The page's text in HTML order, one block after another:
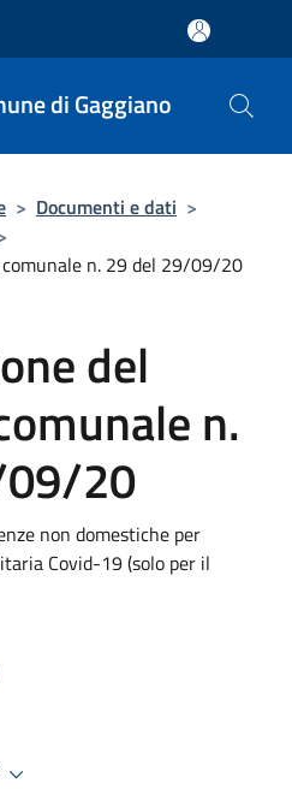
di Gaggiano
> Documenti e dati >
n. 29 del 29/09/20
del
n.
20
non domestiche per
Covid-19 (solo per il